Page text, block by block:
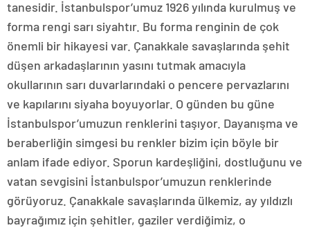
tanesidir. İstanbulspor’umuz 1926 yılında kurulmuş ve
forma rengi sarı siyahtır. Bu forma renginin de çok
önemli bir hikayesi var. Çanakkale savaşlarında şehit
düşen arkadaşlarının yasını tutmak amacıyla
okullarının sarı duvarlarındaki o pencere pervazlarını
ve kapılarını siyaha boyuyorlar. O günden bu güne
İstanbulspor’umuzun renklerini taşıyor. Dayanışma ve
beraberliğin simgesi bu renkler bizim için böyle bir
anlam ifade ediyor. Sporun kardeşliğini, dostluğunu ve
vatan sevgisini İstanbulspor’umuzun renklerinde
görüyoruz. Çanakkale savaşlarında ülkemiz, ay yıldızlı
bayrağımız için şehitler, gaziler verdiğimiz, o